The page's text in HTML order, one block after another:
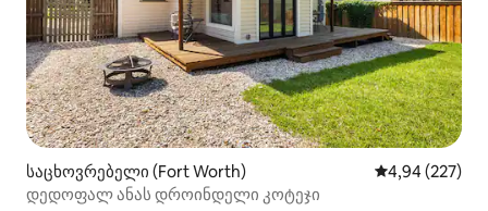
საცხოვრებელი (Fort Worth) საშუალო
4,94 (227)
დედოფალ ანას დროინდელი კოტეჯი